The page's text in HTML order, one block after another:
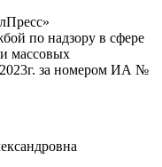
по надзору в сфере
массовых
за номером ИА №